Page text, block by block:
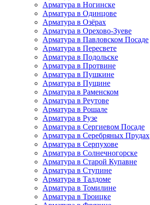
Арматура в Ногинске
Арматура в Одинцове
Арматура в Озёрах
Арматура в Орехово-Зуеве
Арматура в Павловском Посаде
Арматура в Пересвете
Арматура в Подольске
Арматура в Протвине
Арматура в Пушкине
Арматура в Пущине
Арматура в Раменском
Арматура в Реутове
Арматура в Рошале
Арматура в Рузе
Арматура в Сергиевом Посаде
Арматура в Серебряных Прудах
Арматура в Серпухове
Арматура в Солнечногорске
Арматура в Старой Купавне
Арматура в Ступине
Арматура в Талдоме
Арматура в Томилине
Арматура в Троицке